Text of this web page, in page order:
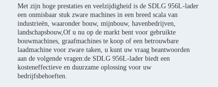
Met zijn hoge prestaties en veelzijdigheid is de SDLG 956L-lader
een onmisbaar stuk zware machines in een breed scala van
industrieën, waaronder bouw, mijnbouw, havenbedrijven,
landschapsbouw,Of u nu op de markt bent voor gebruikte
bouwmachines, graafmachines te koop of een betrouwbare
laadmachine voor zware taken, u kunt uw vraag beantwoorden
aan de volgende vragen:de SDLG 956L-lader biedt een
kosteneffectieve en duurzame oplossing voor uw
bedrijfsbehoeften.